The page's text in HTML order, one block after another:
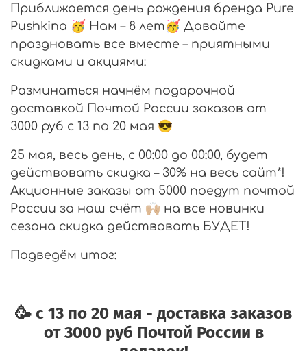
Приближается день рождения бренда Pure
Pushkina 🥳 Нам – 8 лет🥳 Давайте
праздновать все вместе – приятными
скидками и акциями:
Разминаться начнём подарочной
доставкой Почтой России заказов от
3000 руб с 13 по 20 мая 😎
25 мая, весь день, с 00:00 до 00:00, будет
действовать скидка – 30% на весь сайт*!
Акционные заказы от 5000 поедут почтой
России за наш счёт 🙌🏼 на все новинки
сезона скидка действовать БУДЕТ!
Подведём итог:
🥳 с 13 по 20 мая - доставка заказов
от 3000 руб Почтой России в